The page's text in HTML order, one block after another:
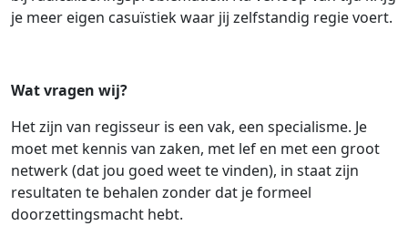
je meer eigen casuïstiek waar jij zelfstandig regie voert.
Wat vragen wij?
Het zijn van regisseur is een vak, een specialisme. Je
moet met kennis van zaken, met lef en met een groot
netwerk (dat jou goed weet te vinden), in staat zijn
resultaten te behalen zonder dat je formeel
doorzettingsmacht hebt.